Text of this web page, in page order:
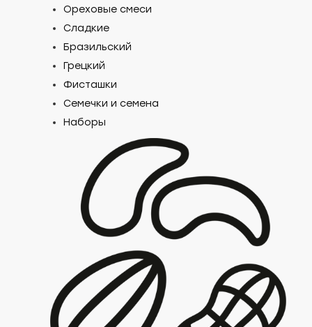
Ореховые смеси
Сладкие
Бразильский
Грецкий
Фисташки
Семечки и семена
Наборы